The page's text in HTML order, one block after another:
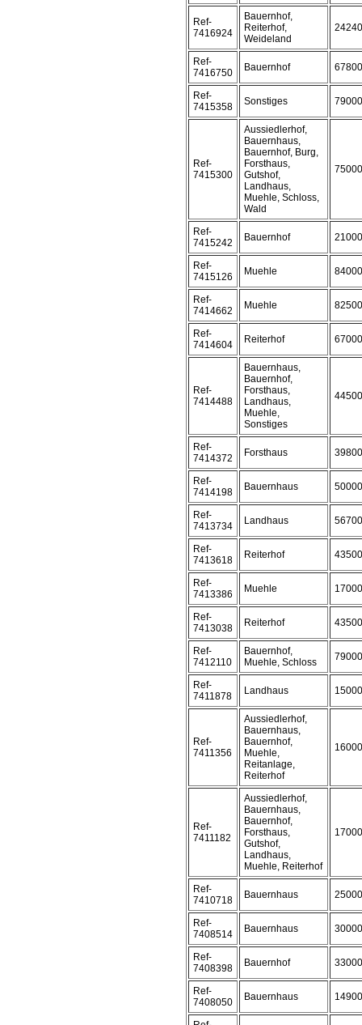
Ref-
7416924
Bauernhof,
Reiterhof,
Weideland
Ref-
7416750
Bauernhof
Ref-
7415358
Sonstiges
Ref-
7415300
Aussiedlerhof,
Bauernhaus,
Bauernhof, Burg,
Forsthaus,
Gutshof,
Landhaus,
Muehle, Schloss,
Wald
75000
Ref-
7415242
Bauernhof
Ref-
7415126
Muehle
Ref-
7414662
Muehle
Ref-
7414604
Reiterhof
Ref-
7414488
Bauernhaus,
Bauernhof,
Forsthaus,
Landhaus,
Muehle,
Sonstiges
Ref-
7414372
Forsthaus
Ref-
7414198
Bauernhaus 50000
Ref-
7413734
Landhaus 56700
Ref-
7413618
Reiterhof
Ref-
7413386
Muehle
Ref-
7413038
Reiterhof
Ref-
7412110
Bauernhof,
Muehle, Schloss
Ref-
7411878
Landhaus
Ref-
7411356
Aussiedlerhof,
Bauernhaus,
Bauernhof,
Muehle,
Reitanlage,
Reiterhof
Ref-
7411182
Aussiedlerhof,
Bauernhaus,
Bauernhof,
Forsthaus,
Gutshof,
Landhaus,
Muehle, Reiterhof
Ref-
7410718
Bauernhaus 25000
Ref-
7408514
Bauernhaus 30000
Ref-
7408398
Bauernhof
Ref-
7408050
Bauernhaus